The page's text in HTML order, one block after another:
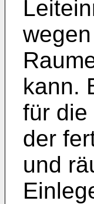
kann.
für die
der
und